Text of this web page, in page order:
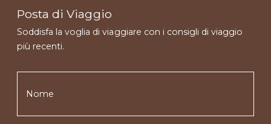
Posta di Viaggio
Soddisfa la voglia di viaggiare con i consigli di viaggio
più recenti.